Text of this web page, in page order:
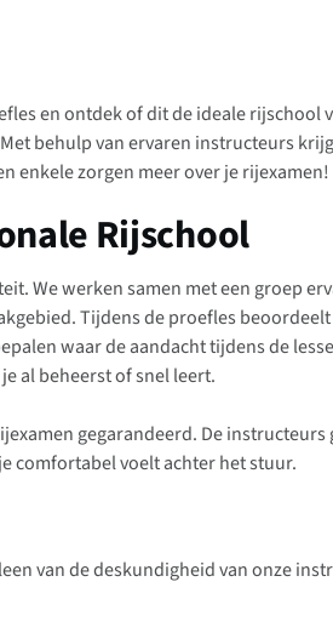
en ontdek of dit de ideale rijschool
behulp van ervaren instructeurs
enkele zorgen meer over je rijexamen!
Rijschool
We werken samen met een groep
Tijdens de proefles
waar de aandacht tijdens de
al beheerst of snel leert.
gegarandeerd. De instructeurs
comfortabel voelt achter het stuur.
van de deskundigheid van onze